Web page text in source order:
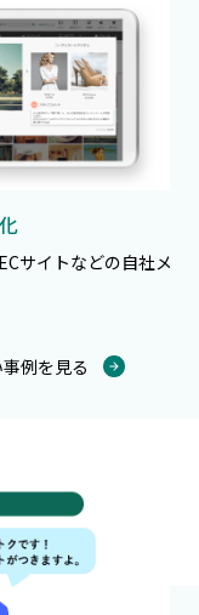
サイトなどの自社メ
例を見る